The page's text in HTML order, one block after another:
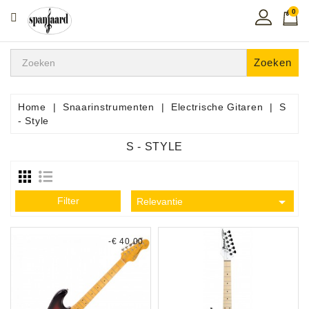
CATEGORIE
Home
In
De
Instrumenten
Hifi
0
Zoeken
Home Snaarinstrumenten Electrische Gitaren
S
- Style
S - STYLE
Filter Relevantie 
-€ 40,00